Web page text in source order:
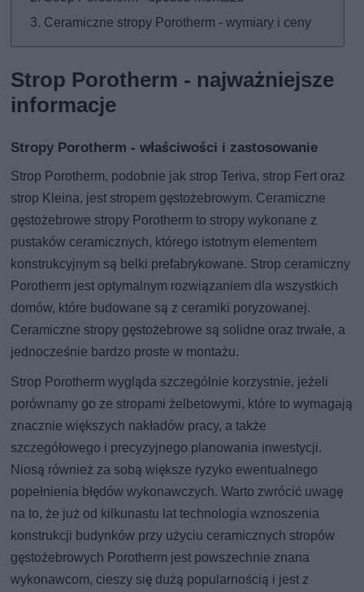
Ceramiczne stropy Porotherm - wymiary i ceny
Strop Porotherm - najważniejsze
informacje
Stropy Porotherm - właściwości i zastosowanie
Strop Porotherm, podobnie jak strop Teriva, strop Fert oraz
strop Kleina, jest stropem gęstożebrowym. Ceramiczne
gęstożebrowe stropy Porotherm to stropy wykonane z
pustaków ceramicznych, którego istotnym elementem
konstrukcyjnym są belki prefabrykowane. Strop ceramiczny
Porotherm jest optymalnym rozwiązaniem dla wszystkich
domów, które budowane są z ceramiki poryzowanej.
Ceramiczne stropy gęstożebrowe są solidne oraz trwałe, a
jednocześnie bardzo proste w montażu.
Strop Porotherm wygląda szczególnie korzystnie, jeżeli
porównamy go ze stropami żelbetowymi, które to wymagają
znacznie większych nakładów pracy, a także
szczegółowego i precyzyjnego planowania inwestycji.
Niosą również za sobą większe ryzyko ewentualnego
popełnienia błędów wykonawczych. Warto zwrócić uwagę
na to, że już od kilkunastu lat technologia wznoszenia
konstrukcji budynków przy użyciu ceramicznych stropów
gęstożebrowych Porotherm jest powszechnie znana
wykonawcom, cieszy się dużą popularnością i jest z